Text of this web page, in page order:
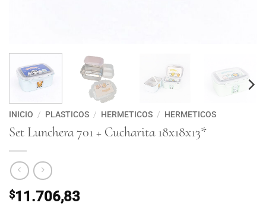
INICIO / PLASTICOS / HERMETICOS / HERMETICOS
Set Lunchera 701 + Cucharita 18x18x13*
$11.706,83